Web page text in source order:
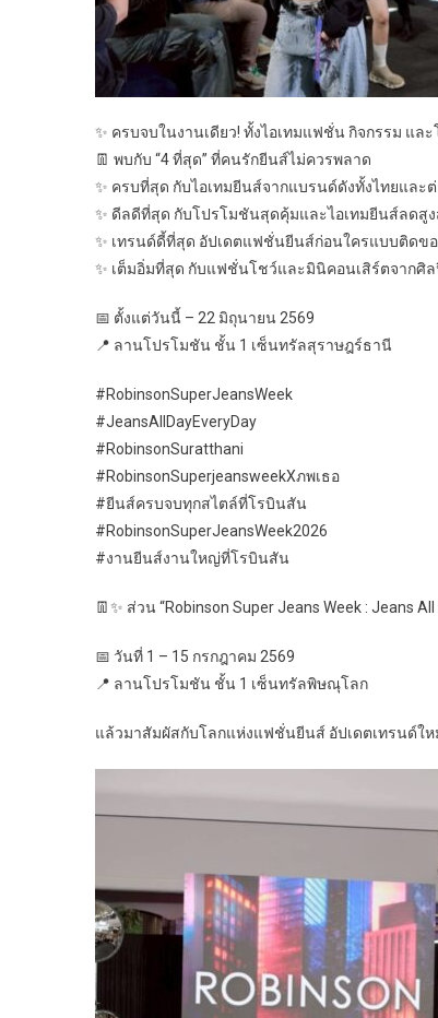
✨ ครบจบในงานเดียว! ทั้งไอเทมแฟชั่น กิจกรรม แล
👖 พบกับ “4 ที่สุด” ที่คนรักยีนส์ไม่ควรพลาด
✨ ครบที่สุด กับไอเทมยีนส์จากแบรนด์ดังทั้งไทยและ
✨ ดีลดีที่สุด กับโปรโมชันสุดคุ้มและไอเทมยีนส์ลดสูง
✨ เทรนด์ดี้ที่สุด อัปเดตแฟชั่นยีนส์ก่อนใครแบบติดขอ
✨ เต็มอิ่มที่สุด กับแฟชั่นโชว์และมินิคอนเสิร์ตจากศิ
📅 ตั้งแต่วันนี้ – 22 มิถุนายน 2569
📍 ลานโปรโมชัน ชั้น 1 เซ็นทรัลสุราษฎร์ธานี
#RobinsonSuperJeansWeek
#JeansAllDayEveryDay
#RobinsonSuratthani
#RobinsonSuperjeansweekXภพเธอ
#ยีนส์ครบจบทุกสไตล์ที่โรบินสัน
#RobinsonSuperJeansWeek2026
#งานยีนส์งานใหญ่ที่โรบินสัน
👖✨ ส่วน “Robinson Super Jeans Week :
📅 วันที่ 1 – 15 กรกฎาคม 2569
📍 ลานโปรโมชัน ชั้น 1 เซ็นทรัลพิษณุโลก
แล้วมาสัมผัสกับโลกแห่งแฟชั่นยีนส์ อัปเดตเทรนด์ใ